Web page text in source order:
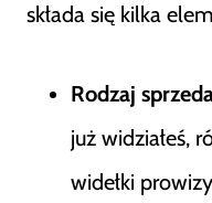
składa się kilka
Rodzaj
już widziałeś,
widełki